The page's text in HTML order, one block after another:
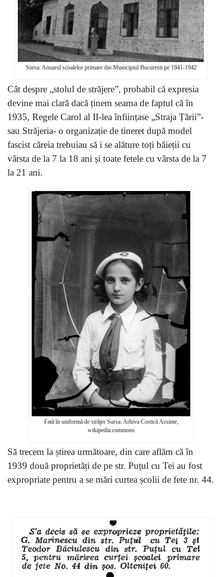
Sursa: Anuarul scoalelor primare din Municipiul Bucuresti pe 1941-1942
Cât despre „stolul de străjere”, probabil că expresia
devine mai clară dacă ținem seama de faptul că în
1935, Regele Carol al II-lea înființase „Straja Țării”-
sau Străjeria- o organizație de tineret după model
fascist căreia trebuiau să i se alăture toți băieții cu
vârsta de la 7 la 18 ani și toate fetele cu vârsta de la 7
la 21 ani.
Fată în uniformă de străjer Sursa: Arhiva Costică Acsinte,
wikipedia.commons
Să trecem la știrea următoare, din care aflăm că în
1939 două proprietăți de pe str. Puțul cu Tei au fost
expropriate pentru a se mări curtea școlii de fete nr. 44.